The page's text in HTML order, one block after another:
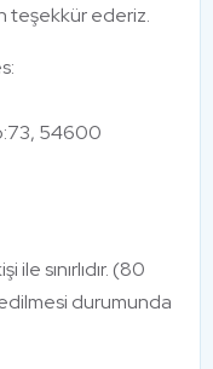
teşekkür ederiz.
54600
ile sınırlıdır. (80
edilmesi durumunda